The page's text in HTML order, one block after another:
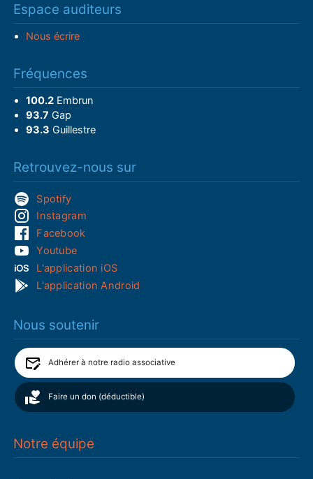
Espace auditeurs
Nous écrire
Fréquences
100.2Embrun
93.7 Gap
93.3 Guillestre
Retrouvez-nous sur
Spotify
Instagram
Facebook
Youtube
L'application iOS
L'application Android
Nous soutenir
Adhérer à notre radio associative
Faire un don (déductible)
Notre équipe